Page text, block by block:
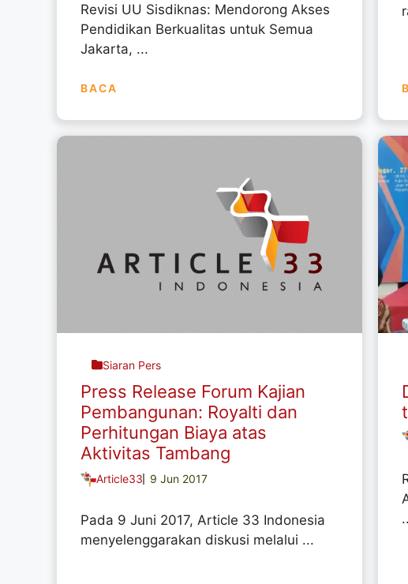
Revisi UU Sisdiknas: Mendorong Akses
Pendidikan Berkualitas untuk Semua
Jakarta, ...
BACA
Siaran Pers
Press Release Forum Kajian
Pembangunan: Royalti dan
Perhitungan Biaya atas
Aktivitas Tambang
Article33 9 Jun 2017
Pada 9 Juni 2017, Article 33 Indonesia
menyelenggarakan diskusi melalui ...